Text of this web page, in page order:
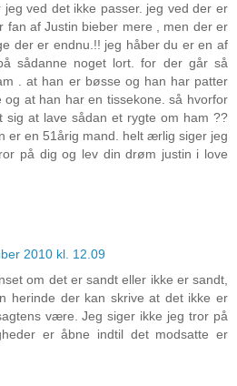
ved det ikke passer. jeg ved der er
fan af Justin bieber mere , men der er
der er endnu.!! jeg håber du er en af
sådanne noget lort. for der går så
. at han er bøsse og han har patter
at han har en tissekone. så hvorfor
sig at lave sådan et rygte om ham ??
er en 51årig mand. helt ærlig siger jeg
på dig og lev din drøm justin i love
2010 kl. 12.09
om det er sandt eller ikke er sandt,
herinde der kan skrive at det ikke er
være. Jeg siger ikke jeg tror på
er åbne indtil det modsatte er